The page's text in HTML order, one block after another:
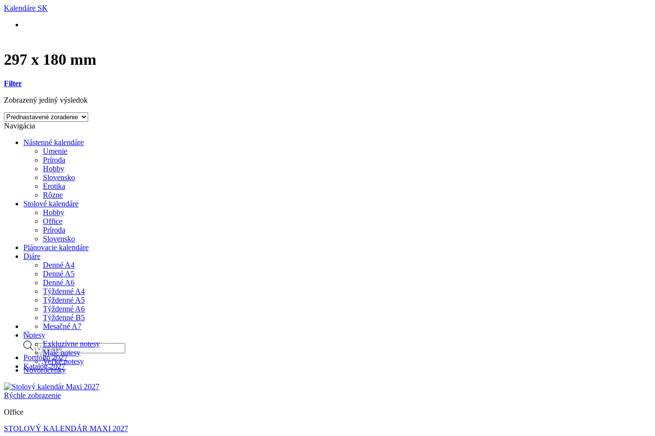
Skip
content
Kalendáre SK
Products
search
Portfólio 2027
Katalóg 2027
297 x 180 mm
Filter
Zobrazený jediný výsledok
Navigácia
Nástenné kalendáre
Umenie
Príroda
Hobby
Slovensko
Erotika
Rôzne
Stolové kalendáre
Hobby
Office
Príroda
Slovensko
Plánovacie kalendáre
Diáre
Denné A4
Denné A5
Denné A6
Týždenné A4
Týždenné A5
Týždenné A6
Týždenné B5
Mesačné A7
Notesy
Exkluzívne notesy
Malé notesy
Veľké notesy
Novoročenky
Rýchle zobrazenie
Office
STOLOVÝ KALENDÁR MAXI 2027